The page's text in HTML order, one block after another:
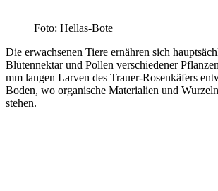
Foto: Hellas-Bote
Die erwachsenen Tiere ernähren sich
Blütennektar und Pollen verschiedener
mm langen Larven des Trauer-Rosenkäfers
Boden, wo organische Materialien und
stehen.